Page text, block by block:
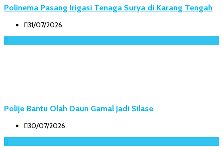
Polinema Pasang Irigasi Tenaga Surya di Karang Tengah
31/07/2026
Polije Bantu Olah Daun Gamal Jadi Silase
30/07/2026